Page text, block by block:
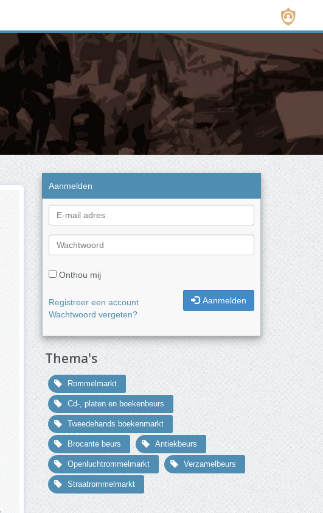
Aanmelden
Onthou mij
Aanmelden
Registreer een account
Wachtwoord vergeten?
Thema's
Rommelmarkt
Cd-, platen en boekenbeurs
Tweedehands boekenmarkt
Brocante beurs Antiekbeurs
Openluchtrommelmarkt Verzamelbeurs
Straatrommelmarkt